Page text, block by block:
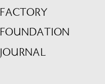
FACTORY
FOUNDATION
JOURNAL